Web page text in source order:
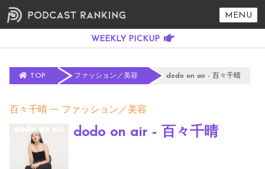
MENU
TOP ファッション／美容 dodo on air - 百々千晴
百々千晴 ファッション／美容
dodo on air - 百々千晴